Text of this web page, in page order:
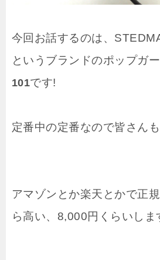
今回お話するのは、
というブランドのポップガ
101です!
定番中の定番なので皆さんも
アマゾンとか楽天とかで正
ら高い、8,000円くらいしま